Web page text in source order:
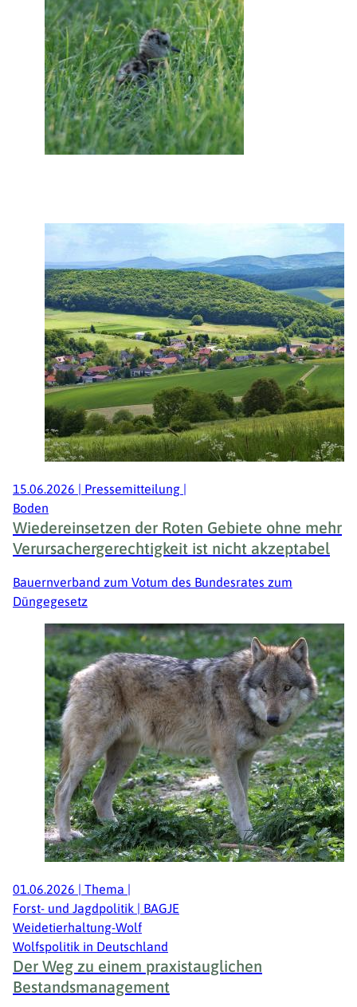
15.06.2026 | Pressemitteilung |
Boden
Wiedereinsetzen der Roten Gebiete ohne mehr
Verursachergerechtigkeit ist nicht akzeptabel
Bauernverband zum Votum des Bundesrates zum
Düngegesetz
01.06.2026 | Thema |
Forst- und Jagdpolitik | BAGJE
Weidetierhaltung-Wolf
Wolfspolitik in Deutschland
Der Weg zu einem praxistauglichen
Bestandsmanagement